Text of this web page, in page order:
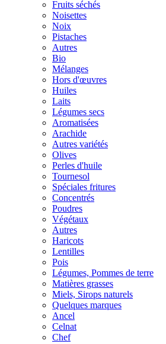
Fruits séchés
Noisettes
Noix
Pistaches
Autres
Bio
Mélanges
Hors d'œuvres
Huiles
Laits
Légumes secs
Aromatisées
Arachide
Autres variétés
Olives
Perles d'huile
Tournesol
Spéciales fritures
Concentrés
Poudres
Végétaux
Autres
Haricots
Lentilles
Pois
Légumes, Pommes de terre
Matières grasses
Miels, Sirops naturels
Quelques marques
Ancel
Celnat
Chef